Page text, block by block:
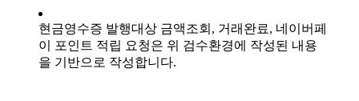
현금영수증 발행대상 금액조회, 거래완료, 네이버페
이 포인트 적립 요청은 위 검수환경에 작성된 내용
을 기반으로 작성합니다.